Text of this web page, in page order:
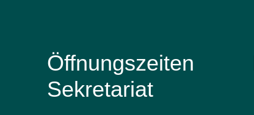
Öffnungszeiten
Sekretariat